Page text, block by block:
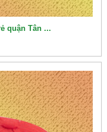
quận Tân ...